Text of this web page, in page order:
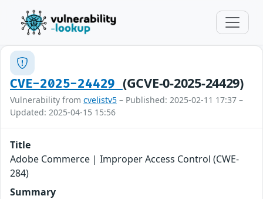
CVE-2025-24429 (GCVE-0-2025-24429)
Vulnerability from cvelistv5 – Published: 2025-02-11 17:37 –
Updated: 2025-04-15 15:56
Title
Adobe Commerce | Improper Access Control (CWE-
284)
Summary